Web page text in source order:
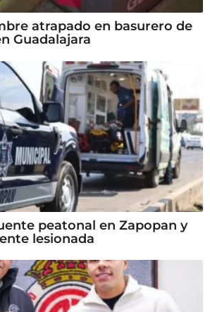
atrapado en basurero de
Guadalajara
peatonal en Zapopan y
lesionada